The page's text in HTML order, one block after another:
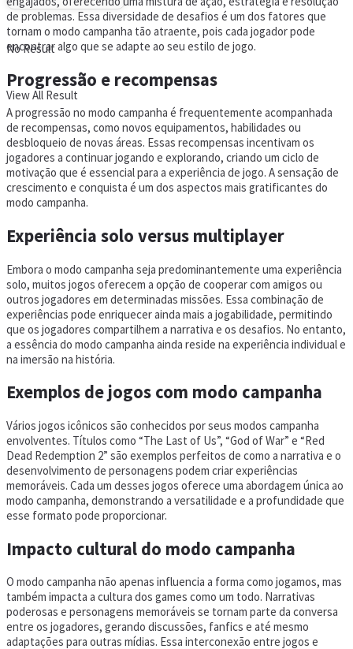
No Result
View All Result
de problemas. Essa diversidade de desafios é um dos fatores que
tornam o modo campanha tão atraente, pois cada jogador pode
encontrar algo que se adapte ao seu estilo de jogo.
Progressão e recompensas
A progressão no modo campanha é frequentemente acompanhada
de recompensas, como novos equipamentos, habilidades ou
desbloqueio de novas áreas. Essas recompensas incentivam os
jogadores a continuar jogando e explorando, criando um ciclo de
motivação que é essencial para a experiência de jogo. A sensação de
crescimento e conquista é um dos aspectos mais gratificantes do
modo campanha.
Experiência solo versus multiplayer
Embora o modo campanha seja predominantemente uma experiência
solo, muitos jogos oferecem a opção de cooperar com amigos ou
outros jogadores em determinadas missões. Essa combinação de
experiências pode enriquecer ainda mais a jogabilidade, permitindo
que os jogadores compartilhem a narrativa e os desafios. No entanto,
a essência do modo campanha ainda reside na experiência individual e
na imersão na história.
Exemplos de jogos com modo campanha
Vários jogos icônicos são conhecidos por seus modos campanha
envolventes. Títulos como “The Last of Us”, “God of War” e “Red
Dead Redemption 2” são exemplos perfeitos de como a narrativa e o
desenvolvimento de personagens podem criar experiências
memoráveis. Cada um desses jogos oferece uma abordagem única ao
modo campanha, demonstrando a versatilidade e a profundidade que
esse formato pode proporcionar.
Impacto cultural do modo campanha
O modo campanha não apenas influencia a forma como jogamos, mas
também impacta a cultura dos games como um todo. Narrativas
poderosas e personagens memoráveis se tornam parte da conversa
entre os jogadores, gerando discussões, fanfics e até mesmo
adaptações para outras mídias. Essa interconexão entre jogos e